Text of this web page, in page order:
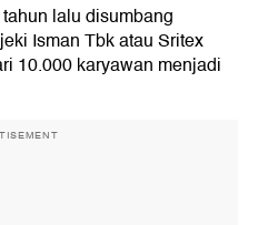
lalu disumbang
Isman Tbk atau Sritex
10.000 karyawan menjadi